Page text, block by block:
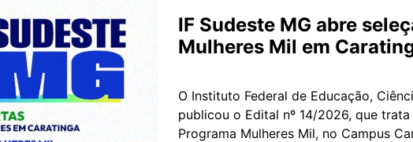
IF Sudeste MG abre
Mulheres Mil em
O Instituto Federal de Educação,
publicou o Edital nº 14/2026, que
Programa Mulheres Mil, no Campus